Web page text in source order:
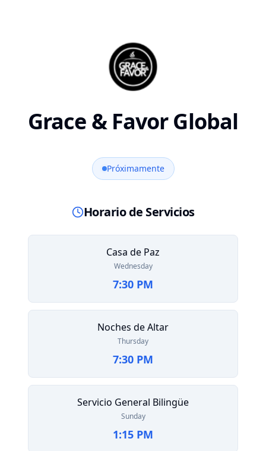
Grace & Favor Global
Próximamente
Horario de Servicios
Casa de Paz
Wednesday
7:30 PM
Noches de Altar
Thursday
7:30 PM
Servicio General Bilingüe
Sunday
1:15 PM